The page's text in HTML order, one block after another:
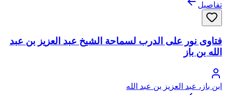
تفاصيل
فتاوى نور على الدرب لسماحة الشيخ عبد العزيز بن عبد
الله بن باز
ابن باز، عبد العزيز بن عبد الله